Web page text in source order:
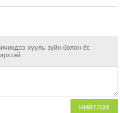
хууль зүйн болон ёс
НИЙТЛЭХ